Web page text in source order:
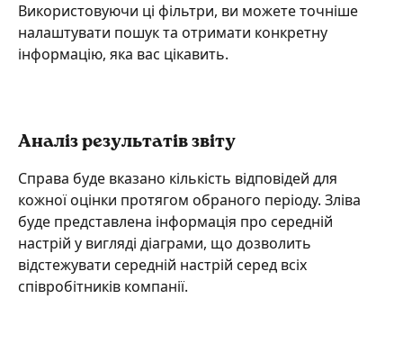
Використовуючи ці фільтри, ви можете точніше
налаштувати пошук та отримати конкретну
інформацію, яка вас цікавить.
Аналіз результатів звіту
Справа буде вказано кількість відповідей для
кожної оцінки протягом обраного періоду. Зліва
буде представлена інформація про середній
настрій у вигляді діаграми, що дозволить
відстежувати середній настрій серед всіх
співробітників компанії.